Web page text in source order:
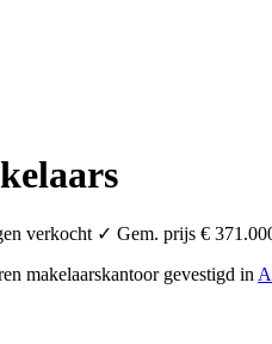
verkocht ✓ Gem. prijs €
makelaarskantoor gevestigd in